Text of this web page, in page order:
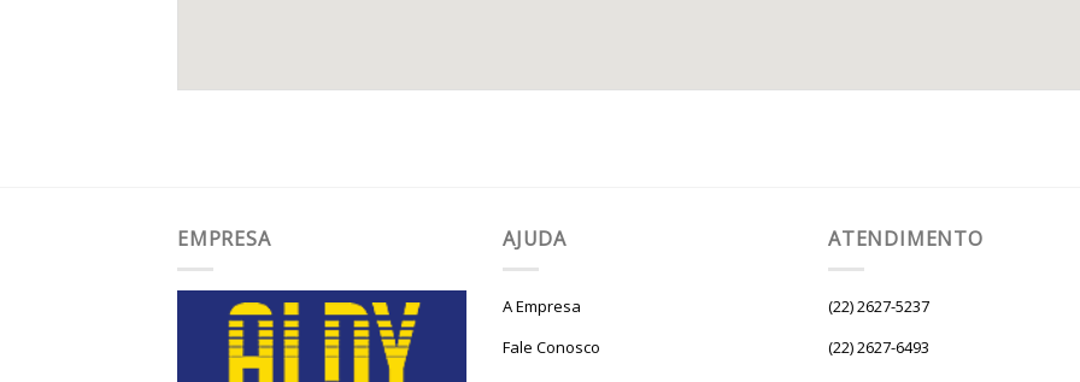
EMPRESA AJUDA
A Empresa
Fale Conosco
ATENDIMENTO
(22) 2627-5237
(22) 2627-6493